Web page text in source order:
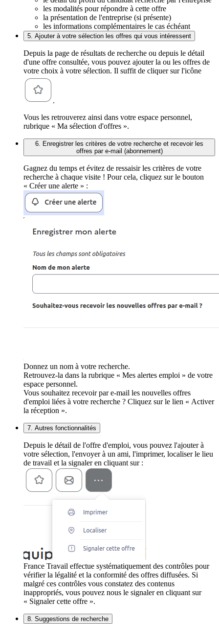
les modalités pour répondre à cette offre
la présentation de l'entreprise (si présente)
les informations complémentaires le cas échéant
5. Ajouter à votre sélection les offres qui vous intéressent
Depuis la page de résultats de recherche ou depuis le détail
d'une offre consultée, vous pouvez ajouter la ou les offres de
votre choix à votre sélection. Il suffit de cliquer sur l'icône
.
Vous les retrouverez ainsi dans votre espace personnel,
rubrique « Ma sélection d'offres ».
6. Enregistrer les critères de votre recherche et recevoir les
offres par e-mail (abonnement)
Gagnez du temps et évitez de ressaisir les critères de votre
recherche à chaque visite ! Pour cela, cliquez sur le bouton
« Créer une alerte » :
Donnez un nom à votre recherche.
Retrouvez-la dans la rubrique « Mes alertes emploi » de votre
espace personnel.
Vous souhaitez recevoir par e-mail les nouvelles offres
d'emploi liées à votre recherche ? Cliquez sur le lien « Activer
la réception ».
7. Autres fonctionnalités
Depuis le détail de l'offre d'emploi, vous pouvez l'ajouter à
votre sélection, l'envoyer à un ami, l'imprimer, localiser le lieu
de travail et la signaler en cliquant sur :
France Travail effectue systématiquement des contrôles pour
vérifier la légalité et la conformité des offres diffusées. Si
malgré ces contrôles vous constatez des contenus
inappropriés, vous pouvez nous le signaler en cliquant sur
« Signaler cette offre ».
8. Suggestions de recherche